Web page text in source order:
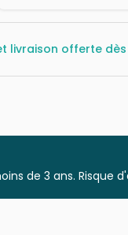
livraison offerte dès
Puzzle pour Adultes
pièces)
de 3 ans. Risque